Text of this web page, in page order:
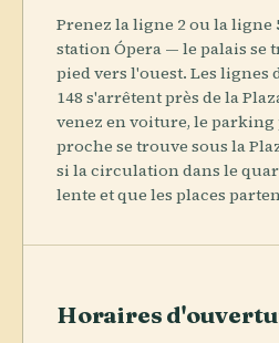
Prenez la ligne 2 ou la
station Ópera — le palais se
pied vers l'ouest. Les lignes
148 s'arrêtent près de la
venez en voiture, le
proche se trouve sous la
si la circulation dans le
lente et que les places
Horaires